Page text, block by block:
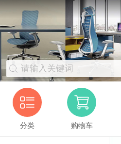
请输入关键词
分类 购物车